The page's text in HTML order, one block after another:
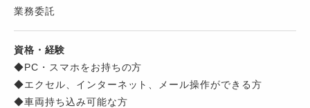
業務委託
資格・経験
◆PC・スマホをお持ちの方
◆エクセル、インターネット、メール操作ができる方
◆車両持ち込み可能な方